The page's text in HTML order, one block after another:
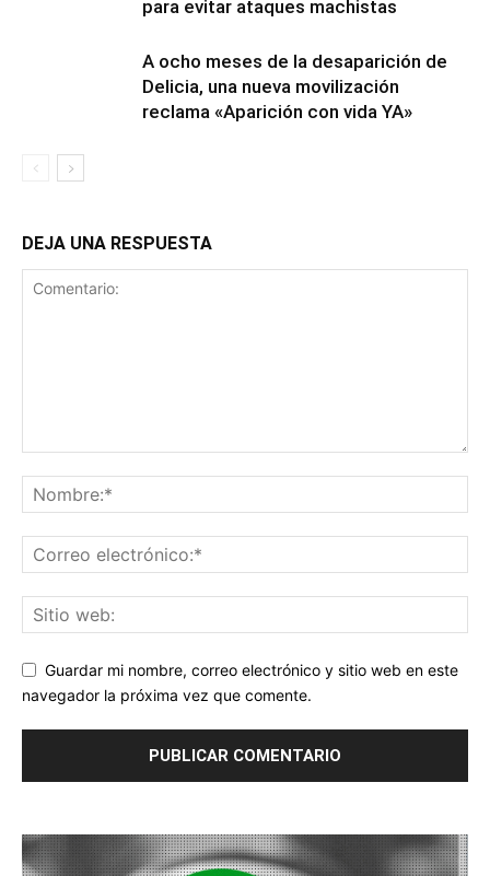
para evitar ataques machistas
A ocho meses de la desaparición de
Delicia, una nueva movilización
reclama «Aparición con vida YA»
DEJA UNA RESPUESTA
Guardar mi nombre, correo electrónico y sitio web en este
navegador la próxima vez que comente.